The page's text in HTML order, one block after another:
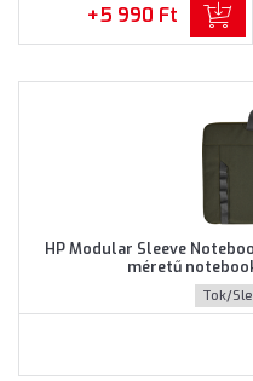
+5 990 Ft
HP Modular Sleeve
méretű
Tok/